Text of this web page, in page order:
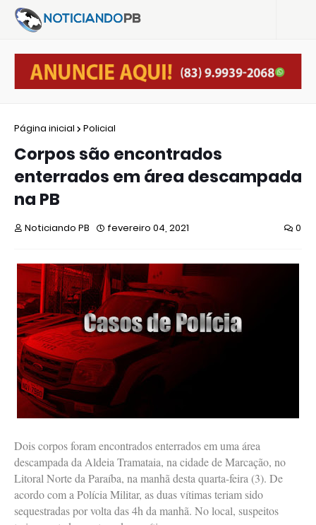
Página inicial Policial
Corpos são encontrados
enterrados em área descampada
na PB
Noticiando PB fevereiro 04, 2021 0
Dois corpos foram encontrados enterrados em uma área
descampada da Aldeia Tramataia, na cidade de Marcação, no
Litoral Norte da Paraíba, na manhã desta quarta-feira (3). De
acordo com a Polícia Militar, as duas vítimas teriam sido
sequestradas por volta das 4h da manhã. No local, suspeitos